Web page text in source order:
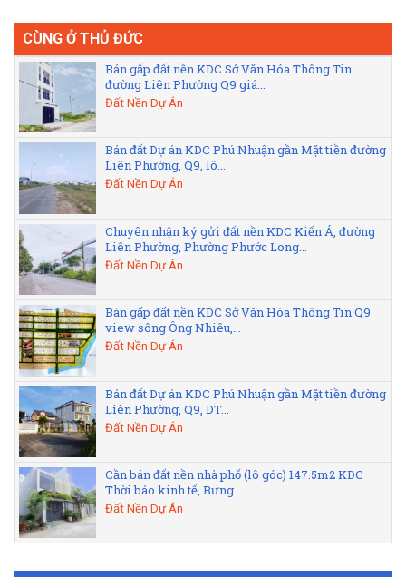
CÙNG Ở THỦ ĐỨC
Bán gấp đất nền KDC Sở Văn Hóa Thông Tin
đường Liên Phường Q9 giá...
Đất Nền Dự Án
Bán đất Dự án KDC Phú Nhuận gần Mặt tiền đường
Liên Phường, Q9, lô...
Đất Nền Dự Án
Chuyên nhận ký gửi đất nền KDC Kiến Á, đường
Liên Phường, Phường Phước Long...
Đất Nền Dự Án
Bán gấp đất nền KDC Sở Văn Hóa Thông Tin Q9
view sông Ông Nhiêu,...
Đất Nền Dự Án
Bán đất Dự án KDC Phú Nhuận gần Mặt tiền đường
Liên Phường, Q9, DT...
Đất Nền Dự Án
Cần bán đất nền nhà phố (lô góc) 147.5m2 KDC
Thời báo kinh tế, Bưng...
Đất Nền Dự Án